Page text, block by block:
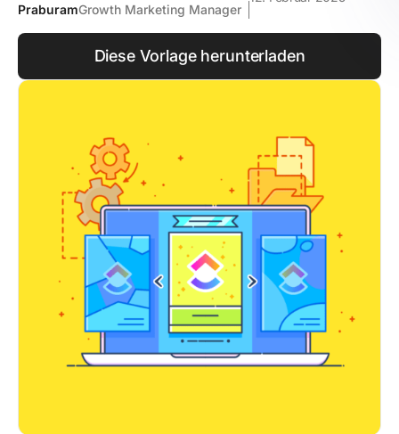
PraburamGrowth Marketing Manager
Diese Vorlage herunterladen